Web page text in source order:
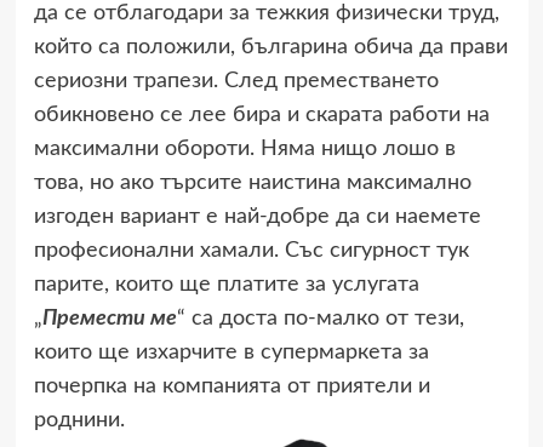
да се отблагодари за тежкия физически труд,
който са положили, българина обича да прави
сериозни трапези. След преместването
обикновено се лее бира и скарата работи на
максимални обороти. Няма нищо лошо в
това, но ако търсите наистина максимално
изгоден вариант е най-добре да си наемете
професионални хамали. Със сигурност тук
парите, които ще платите за услугата
„Премести ме“ са доста по-малко от тези,
които ще изхарчите в супермаркета за
почерпка на компанията от приятели и
роднини.